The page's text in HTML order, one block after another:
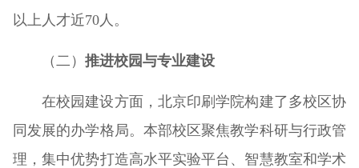
以上人才近70人。
（二） 推进校园与专业建设
在校园建设方面，北京印刷学院构建了多校区协
同发展的办学格局。本部校区聚焦教学科研与行政管
理，集中优势打造高水平实验平台、智慧教室和学术